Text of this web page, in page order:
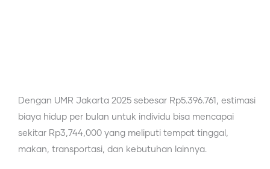
Dengan UMR Jakarta 2025 sebesar Rp5.396.761, estimasi
biaya hidup per bulan untuk individu bisa mencapai
sekitar Rp3,744,000 yang meliputi tempat tinggal,
makan, transportasi, dan kebutuhan lainnya.